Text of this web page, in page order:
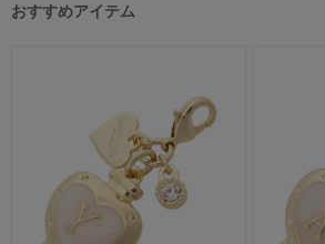
おすすめアイテム